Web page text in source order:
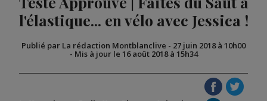
l'élastique... en vélo avec Jessica !
Publié par La rédaction Montblanclive - 27 juin 2018 à 10h00
- Mis à jour le 16 août 2018 à 15h34